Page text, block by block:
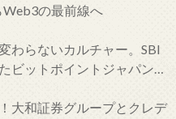
の最前線へ
わらないカルチャー。SBI
ビットポイントジャパンの
みた！
大和証券グループとクレデ